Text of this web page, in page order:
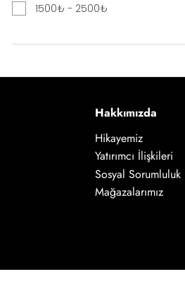
1500₺ - 2500₺
Hakkımızda
Hikayemiz
Yatırımcı İlişkileri
Sosyal Sorumluluk
Mağazalarımız